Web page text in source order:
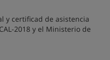
y certificad de asistencia
2018 y el Ministerio de